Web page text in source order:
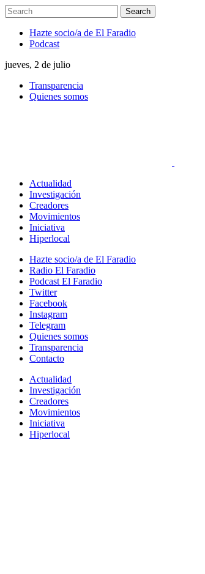
Hazte socio/a de El Faradio
Podcast
jueves, 2 de julio
Transparencia
Quienes somos
Actualidad
Investigación
Creadores
Movimientos
Iniciativa
Hiperlocal
Hazte socio/a de El Faradio
Radio El Faradio
Podcast El Faradio
Twitter
Facebook
Instagram
Telegram
Quienes somos
Transparencia
Contacto
Actualidad
Investigación
Creadores
Movimientos
Iniciativa
Hiperlocal